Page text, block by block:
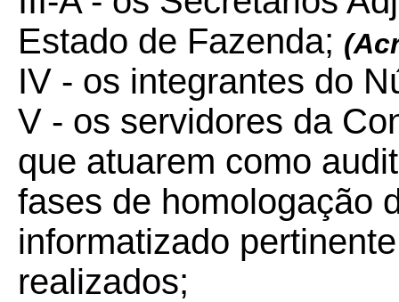
Estado de Fazenda;
IV - os integrantes do
V - os servidores da
que atuarem como
fases de homologação
informatizado
realizados;